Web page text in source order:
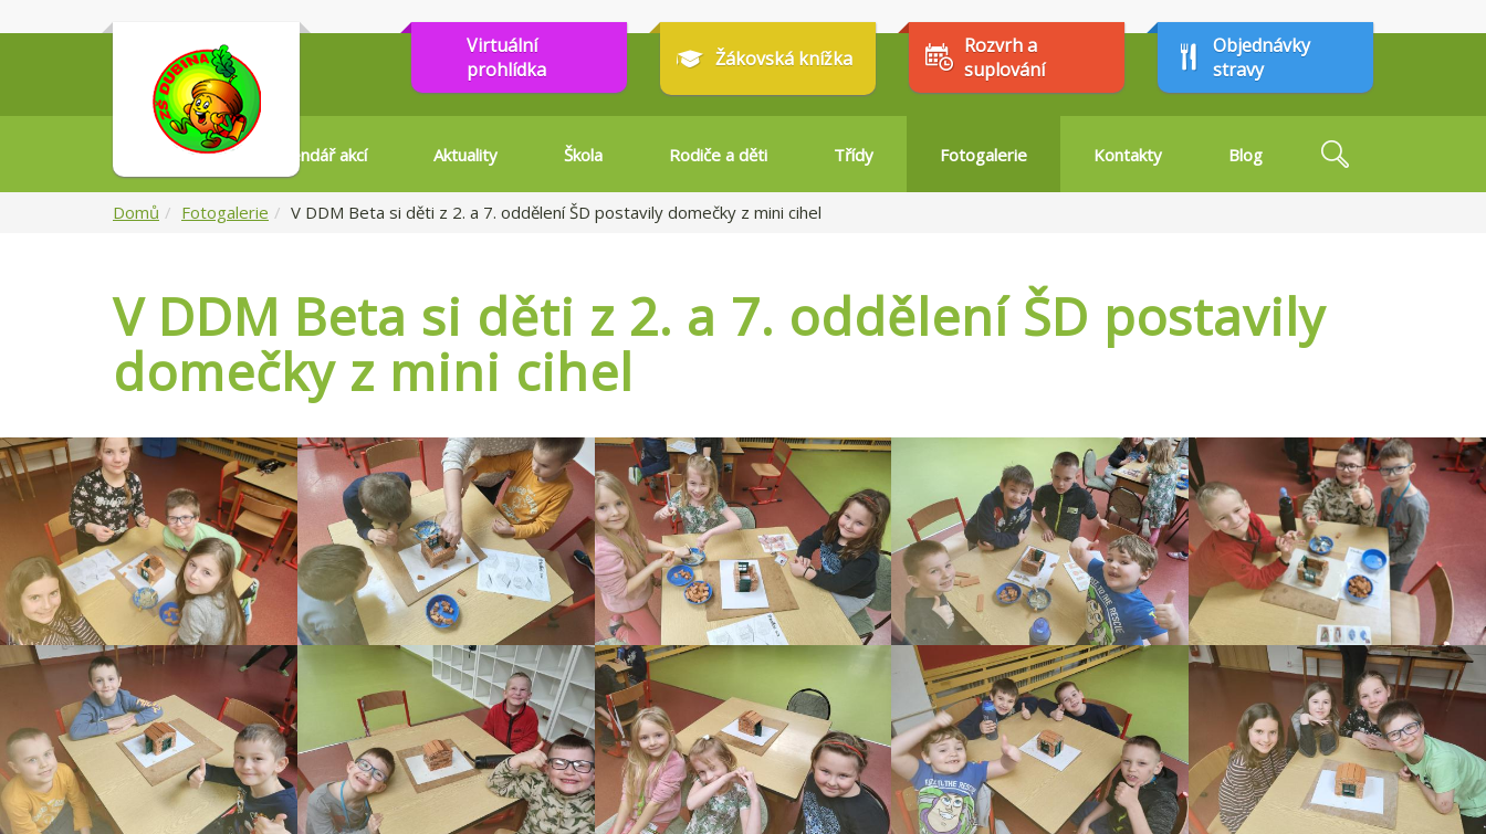
Virtuální
prohlídka
Žákovská knížka
Rozvrh a
suplování
Objednávky
stravy
Vyhledávání
Kalendář akcí
Aktuality Škola Rodiče a děti Třídy Fotogalerie Kontakty Blog
Domů Fotogalerie V DDM Beta si děti z 2. a 7. oddělení ŠD postavily domečky z mini cihel
V DDM Beta si děti z 2. a 7. oddělení ŠD postavily
domečky z mini cihel